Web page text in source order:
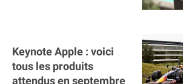
Keynote Apple : voici
tous les produits
attendus en septembre